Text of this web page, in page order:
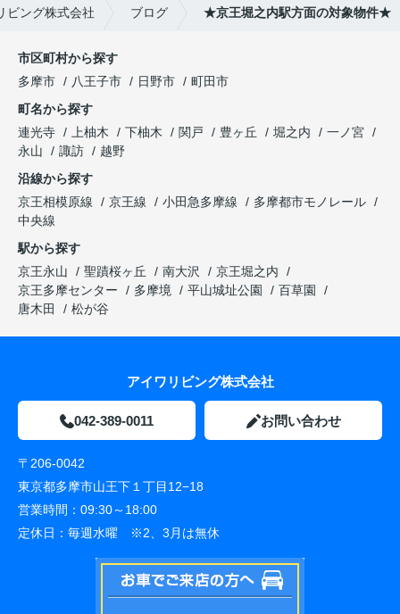
ビング株式会社 ブログ ★京王堀之内駅方面の対象物件★
市区町村から探す
多摩市
八王子市 日野市
町田市
町名から探す
連光寺
上柚木 下柚木 関戸 豊ヶ丘 堀之内
一ノ宮
永山
諏訪
越野
沿線から探す
京王相模原線
京王線 小田急多摩線
多摩都市モノレール
中央線
駅から探す
京王永山
聖蹟桜ヶ丘 南大沢
京王堀之内
京王多摩センター
多摩境 平山城址公園
百草園
唐木田
松が谷
アイワリビング株式会社
042-389-0011 お問い合わせ
〒206-0042
東京都多摩市山王下１丁目12−18
営業時間： 09:30～18:00
定休日： 毎週水曜 ※2、3月は無休